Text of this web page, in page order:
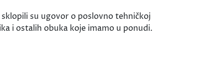
sklopili su ugovor o poslovno tehničkoj
i ostalih obuka koje imamo u ponudi.